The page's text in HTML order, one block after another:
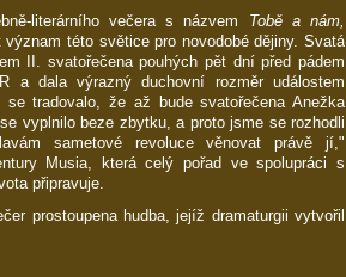
literárního večera s názvem Tobě a nám,
význam této světice pro novodobé dějiny. Svatá
II. svatořečena pouhých pět dní před pádem
a dala výrazný duchovní rozměr událostem
tradovalo, že až bude svatořečena Anežka
vyplnilo beze zbytku, a proto jsme se rozhodli
sametové revoluce věnovat právě jí,"
Musia, která celý pořad ve spolupráci s
připravuje.
prostoupena hudba, jejíž dramaturgii vytvořil